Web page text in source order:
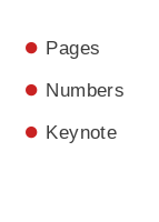
Pages
Numbers
Keynote